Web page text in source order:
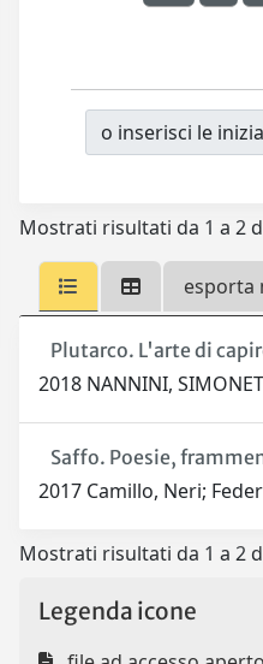
o inserisci le
Mostrati risultati da 1 a 2
esporta
Plutarco. L'arte di
2018 NANNINI,
Saffo. Poesie,
2017 Camillo, Neri;
Mostrati risultati da 1 a 2
Legenda icone